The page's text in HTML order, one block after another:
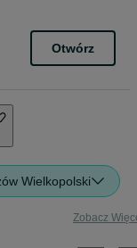
Otwórz
Wielkopolski
Zobacz